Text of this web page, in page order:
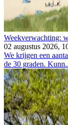
Weekverwachting:
02 augustus 2026,
We krijgen een
de 30 graden.